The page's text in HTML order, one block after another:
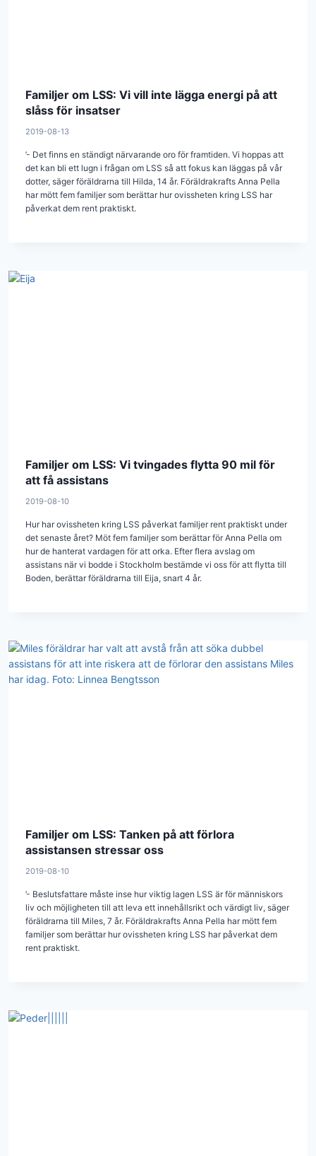
Familjer om LSS: Vi vill inte lägga energi på att
slåss för insatser
2019-08-13
’- Det finns en ständigt närvarande oro för framtiden. Vi hoppas att
det kan bli ett lugn i frågan om LSS så att fokus kan läggas på vår
dotter, säger föräldrarna till Hilda, 14 år. Föräldrakrafts Anna Pella
har mött fem familjer som berättar hur ovissheten kring LSS har
påverkat dem rent praktiskt.
Familjer om LSS: Vi tvingades flytta 90 mil för
att få assistans
2019-08-10
Hur har ovissheten kring LSS påverkat familjer rent praktiskt under
det senaste året? Möt fem familjer som berättar för Anna Pella om
hur de hanterat vardagen för att orka. Efter flera avslag om
assistans när vi bodde i Stockholm bestämde vi oss för att flytta till
Boden, berättar föräldrarna till Eija, snart 4 år.
Familjer om LSS: Tanken på att förlora
assistansen stressar oss
2019-08-10
’- Beslutsfattare måste inse hur viktig lagen LSS är för människors
liv och möjligheten till att leva ett innehållsrikt och värdigt liv, säger
föräldrarna till Miles, 7 år. Föräldrakrafts Anna Pella har mött fem
familjer som berättar hur ovissheten kring LSS har påverkat dem
rent praktiskt.